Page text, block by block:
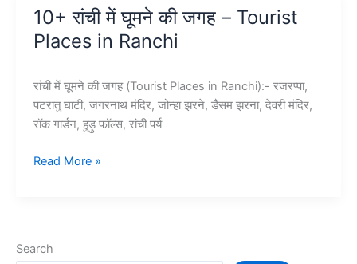
10+ रांची में घूमने की जगह – Tourist
Places in Ranchi
रांची में घूमने की जगह (Tourist Places in Ranchi):- रजरप्पा,
पटरातु घाटी, जगरनाथ मंदिर, जोन्हा झरने, डैसम झरना, देवरी मंदिर,
रॉक गार्डन, हुड़ु फॉल्स, रांची पर्य
10+
जगह
Read More »
Search